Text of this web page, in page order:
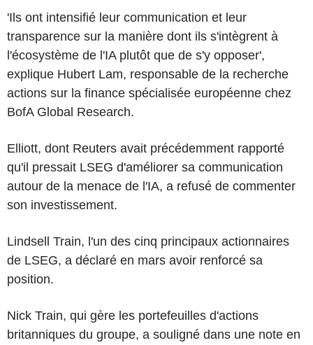
'Ils ont intensifié leur communication et leur
transparence sur la manière dont ils s'intègrent à
l'écosystème de l'IA plutôt que de s'y opposer',
explique Hubert Lam, responsable de la recherche
actions sur la finance spécialisée européenne chez
BofA Global Research.
Elliott, dont Reuters avait précédemment rapporté
qu'il pressait LSEG d'améliorer sa communication
autour de la menace de l'IA, a refusé de commenter
son investissement.
Lindsell Train, l'un des cinq principaux actionnaires
de LSEG, a déclaré en mars avoir renforcé sa
position.
Nick Train, qui gère les portefeuilles d'actions
britanniques du groupe, a souligné dans une note en